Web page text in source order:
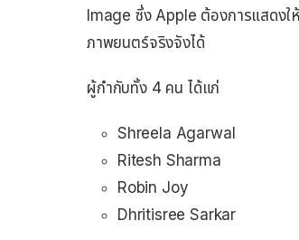
Image ซึ่ง Apple ต้องการแสดง
ภาพยนตร์จริงจังได้
ผู้กำกับทั้ง 4 คน ได้แก่
Shreela Agarwal
Ritesh Sharma
Robin Joy
Dhritisree Sarkar